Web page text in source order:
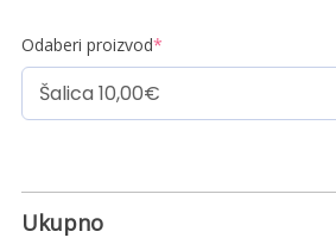
Odaberi proizvod*
Ukupno